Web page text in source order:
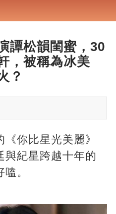
譚松韻閨蜜，30
，被稱為冰美
？
你比星光美麗》
與紀星跨越十年的
。